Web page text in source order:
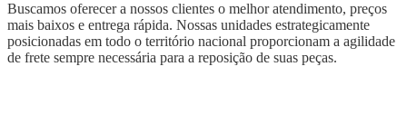
Buscamos oferecer a nossos clientes o melhor atendimento, preços
mais baixos e entrega rápida. Nossas unidades estrategicamente
posicionadas em todo o território nacional proporcionam a agilidade
de frete sempre necessária para a reposição de suas peças.